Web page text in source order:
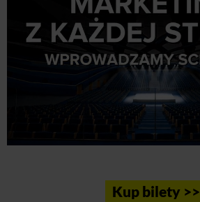
Kup bilety >>